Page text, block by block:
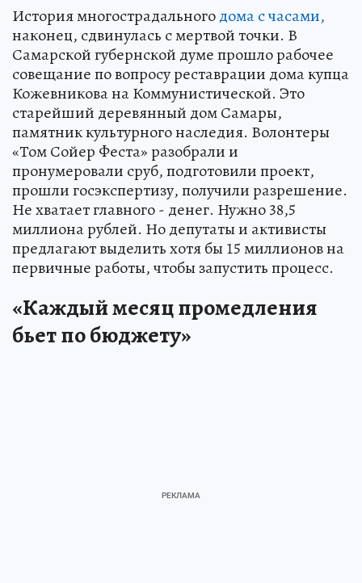
История многострадальногодома с часами,
наконец, сдвинулась с мертвой точки. В
Самарской губернской думе прошло рабочее
совещание по вопросу реставрации дома купца
Кожевникова на Коммунистической. Это
старейший деревянный дом Самары,
памятник культурного наследия. Волонтеры
«Том Сойер Феста» разобрали и
пронумеровали сруб, подготовили проект,
прошли госэкспертизу, получили разрешение.
Не хватает главного - денег. Нужно 38,5
миллиона рублей. Но депутаты и активисты
предлагают выделить хотя бы 15 миллионов на
первичные работы, чтобы запустить процесс.
«Каждый месяц промедления
бьет по бюджету»